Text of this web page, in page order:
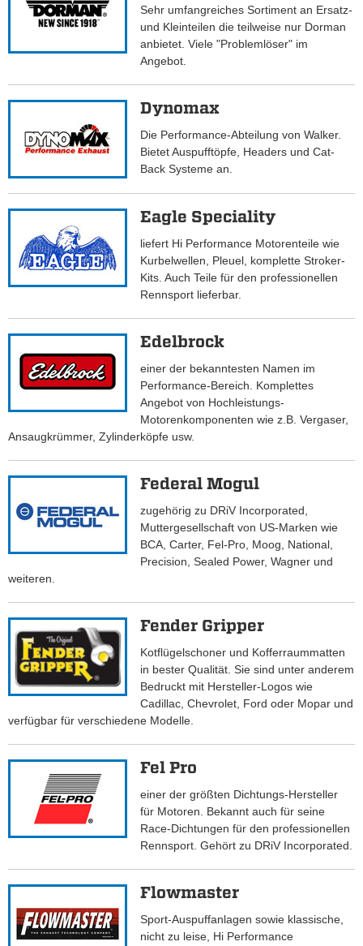
Sehr umfangreiches Sortiment an Ersatz-
und Kleinteilen die teilweise nur Dorman
anbietet. Viele "Problemlöser" im
Angebot.
Dynomax
Die Performance-Abteilung von Walker.
Bietet Auspufftöpfe, Headers und Cat-
Back Systeme an.
Eagle Speciality
liefert Hi Performance Motorenteile wie
Kurbelwellen, Pleuel, komplette Stroker-
Kits. Auch Teile für den professionellen
Rennsport lieferbar.
Edelbrock
einer der bekanntesten Namen im
Performance-Bereich. Komplettes
Angebot von Hochleistungs-
Motorenkomponenten wie z.B. Vergaser,
Ansaugkrümmer, Zylinderköpfe usw.
Federal Mogul
zugehörig zu DRiV Incorporated,
Muttergesellschaft von US-Marken wie
BCA, Carter, Fel-Pro, Moog, National,
Precision, Sealed Power, Wagner und
weiteren.
Fender Gripper
Kotflügelschoner und Kofferraummatten
in bester Qualität. Sie sind unter anderem
Bedruckt mit Hersteller-Logos wie
Cadillac, Chevrolet, Ford oder Mopar und
verfügbar für verschiedene Modelle.
Fel Pro
einer der größten Dichtungs-Hersteller
für Motoren. Bekannt auch für seine
Race-Dichtungen für den professionellen
Rennsport. Gehört zu DRiV Incorporated.
Flowmaster
Sport-Auspuffanlagen sowie klassische,
nicht zu leise, Hi Performance